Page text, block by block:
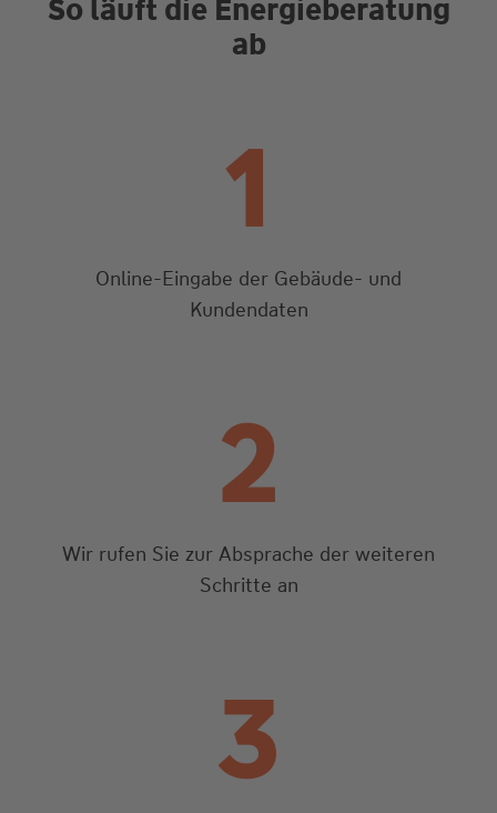
So läuft die Energieberatung
ab
1
Online-Eingabe der Gebäude- und
Kundendaten
2
Wir rufen Sie zur Absprache der weiteren
Schritte an
3